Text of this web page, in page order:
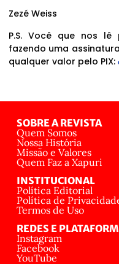
Zezé Weiss
P.S. Você que nos lê
fazendo uma
qualquer valor pelo PIX:
SOBRE A REVISTA
Quem Somos
Nossa História
Missão e Valores
Quem Faz a Xapuri
INSTITUCIONAL
Política Editorial
Política de
Termos de Uso
REDES E
Instagram
Facebook
YouTube